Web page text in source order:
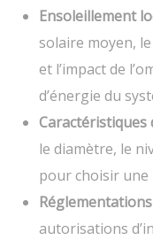
Ensoleillement
solaire moyen,
et l’impact de
d’énergie du
Caractéristiques
le diamètre, le
pour choisir une
autorisations